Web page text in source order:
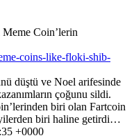
Coin’lerin
coins-like-floki-shib-
düştü ve Noel arifesinde
çoğunu sildi.
biri olan Fartcoin
biri haline getirdi…
+0000